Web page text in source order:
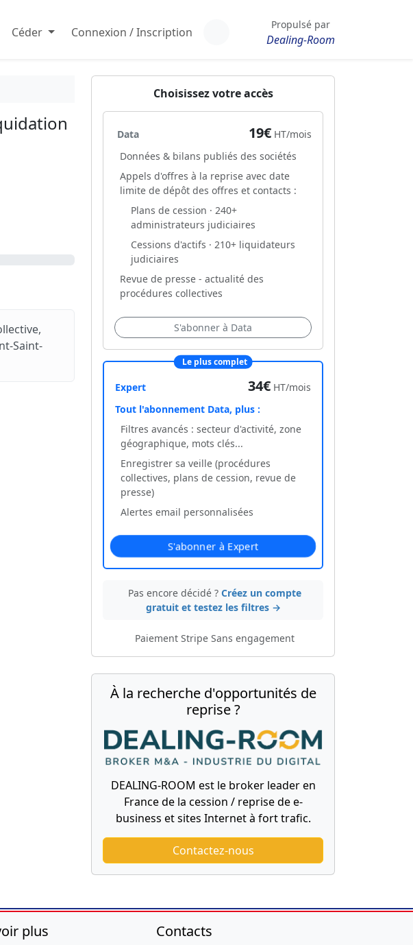
Céder Connexion / Inscription
Propulsé par
Dealing-Room
Saint-
Choisissez votre accès
Data 19€ HT/mois
Données & bilans publiés des sociétés
Appels d'offres à la reprise avec date
limite de dépôt des offres et contacts :
Plans de cession · 240+
administrateurs judiciaires
Cessions d'actifs · 210+ liquidateurs
judiciaires
Revue de presse - actualité des
procédures collectives
S'abonner à Data
Le plus complet
Expert 34€ HT/mois
Tout l'abonnement Data, plus :
Filtres avancés : secteur d'activité, zone
géographique, mots clés...
Enregistrer sa veille (procédures
collectives, plans de cession, revue de
presse)
Alertes email personnalisées
S'abonner à Expert
Pas encore décidé ? Créez un compte
gratuit et testez les filtres →
Paiement Stripe Sans engagement
À la recherche d'opportunités de
reprise ?
DEALING-ROOM est le broker leader en
France de la cession / reprise de e-
business et sites Internet à fort trafic.
Contactez-nous
plus Contacts